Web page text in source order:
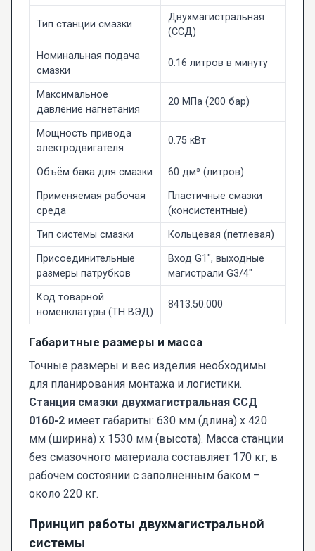
Тип станции смазки
Двухмагистральная
(ССД)
Номинальная подача
смазки
0.16 литров в минуту
Максимальное
давление нагнетания
20 МПа (200 бар)
Мощность привода
электродвигателя
0.75 кВт
Объём бака для смазки
60 дм³ (литров)
Применяемая рабочая
среда
Пластичные смазки
(консистентные)
Тип системы смазки
Кольцевая (петлевая)
Присоединительные
размеры патрубков
Вход G1", выходные
магистрали G3/4"
Код товарной
номенклатуры (ТН ВЭД)
8413.50.000
Габаритные размеры и масса
Точные размеры и вес изделия необходимы
для планирования монтажа и логистики.
Станция смазки двухмагистральная ССД
0160-2 имеет габариты: 630 мм (длина) х 420
мм (ширина) х 1530 мм (высота). Масса станции
без смазочного материала составляет 170 кг, в
рабочем состоянии с заполненным баком –
около 220 кг.
Принцип работы двухмагистральной
системы